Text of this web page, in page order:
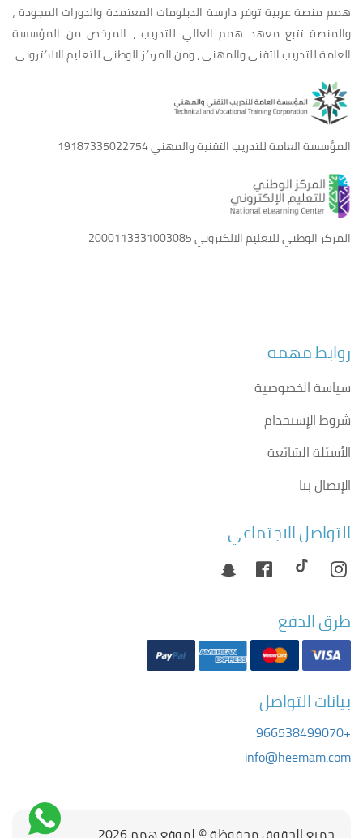
همم منصة عربية توفر دارسة الدبلومات المعتمدة والدورات المجودة ،
والمنصة تتبع معهد همم العالي للتدريب ، المرخص من المؤسسة
العامة للتدريب التقني والمهني ، ومن المركز الوطني للتعليم الالكتروني
المؤسسة العامة للتدريب التقنية والمهني19187335022754
المركز الوطني للتعليم الالكتروني2000113331003085
روابط مهمة
سياسة الخصوصية
شروط الإستخدام
الأسئلة الشائعة
الإتصال بنا
التواصل الاجتماعي
طرق الدفع
بيانات التواصل
+966538499070
info@heemam.com